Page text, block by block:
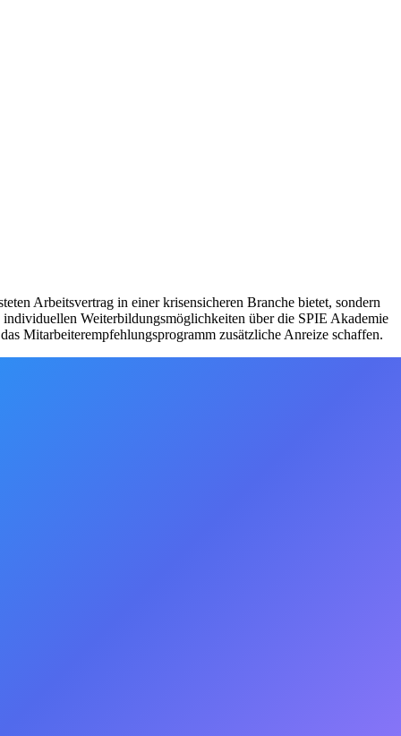
Arbeitsvertrag in einer krisensicheren Branche bietet, sondern
Weiterbildungsmöglichkeiten über die SPIE Akademie
Mitarbeiterempfehlungsprogramm zusätzliche Anreize schaffen.